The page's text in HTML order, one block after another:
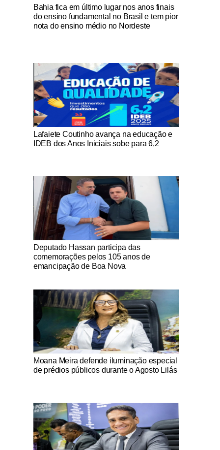
Notícias Católicas
Bahia fica em último lugar nos anos finais
do ensino fundamental no Brasil e tem pior
nota do ensino médio no Nordeste
Notícias Católicas
Lafaiete Coutinho avança na educação e
IDEB dos Anos Iniciais sobe para 6,2
Notícias Católicas
Deputado Hassan participa das
comemorações pelos 105 anos de
emancipação de Boa Nova
Notícias Católicas
Moana Meira defende iluminação especial
de prédios públicos durante o Agosto Lilás